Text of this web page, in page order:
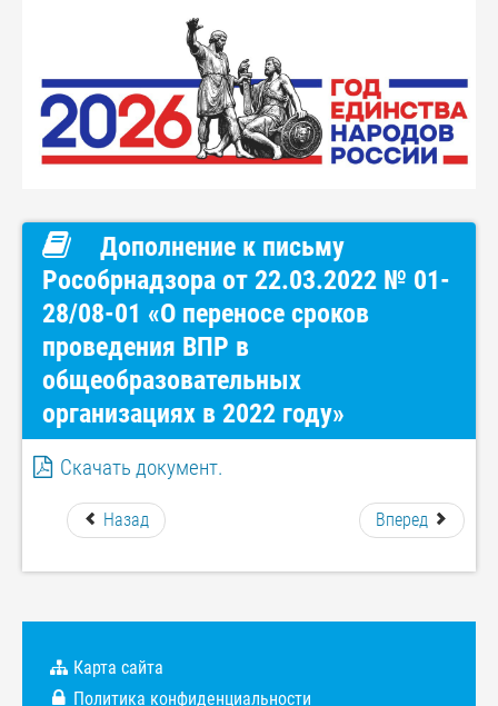
Дополнение к письму
Рособрнадзора от 22.03.2022 № 01-
28/08-01 «О переносе сроков
проведения ВПР в
общеобразовательных
организациях в 2022 году»
Скачать документ.
Назад Вперед
Карта сайта
Политика конфиденциальности